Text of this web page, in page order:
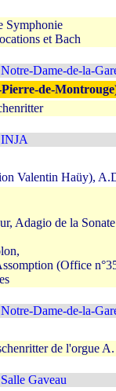
Symphonie
et Bach
Notre-Dame-de-la-
de-
INJA
Valentin Haüy),
Adagio de la
(Office
Notre-Dame-de-la-
de l'orgue
Salle Gaveau